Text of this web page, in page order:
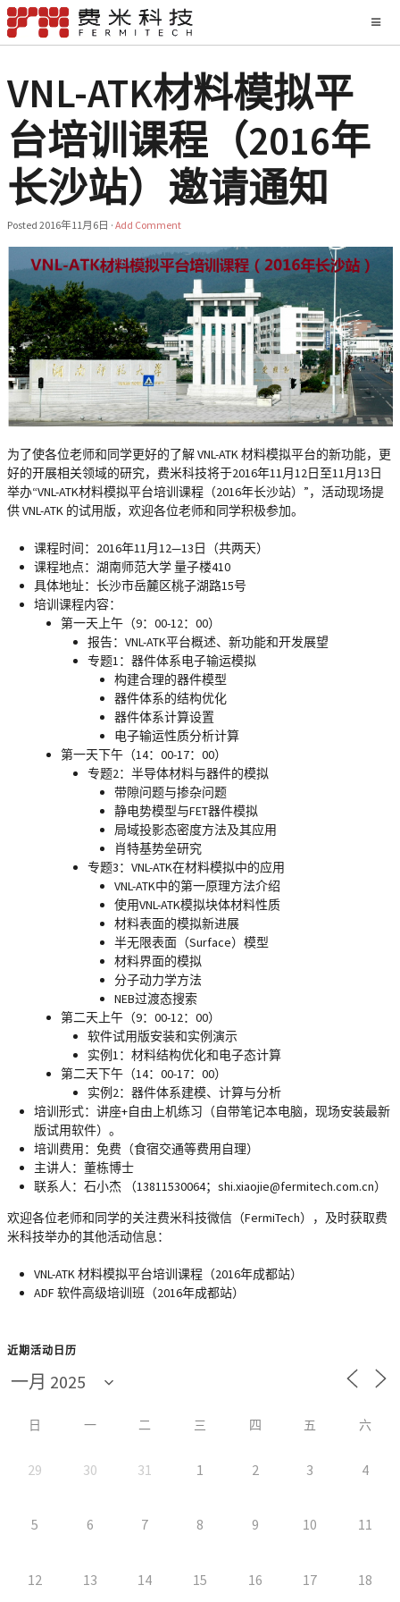
VNL-ATK材料模拟平
台培训课程（2016年
长沙站）邀请通知
Posted 2016年11月6日 · Add Comment
为了使各位老师和同学更好的了解 VNL-ATK 材料模拟平台的新功能，更
好的开展相关领域的研究，费米科技将于2016年11月12日至11月13日
举办“VNL-ATK材料模拟平台培训课程（2016年长沙站） ”，活动现场提
供VNL-ATK 的试用版，欢迎各位老师和同学积极参加。
课程时间： 2016年11月12—13日（共两天）
课程地点： 湖南师范大学 量子楼410
具体地址： 长沙市岳麓区桃子湖路15号
培训课程内容：
第一天上午（9：00-12：00）
报告：VNL-ATK平台概述、新功能和开发展望
专题1：器件体系电子输运模拟
构建合理的器件模型
器件体系的结构优化
器件体系计算设置
电子输运性质分析计算
第一天下午（14：00-17：00）
专题2：半导体材料与器件的模拟
带隙问题与掺杂问题
静电势模型与FET器件模拟
局域投影态密度方法及其应用
肖特基势垒研究
专题3：VNL-ATK在材料模拟中的应用
VNL-ATK中的第一原理方法介绍
使用VNL-ATK模拟块体材料性质
材料表面的模拟新进展
半无限表面（Surface）模型
材料界面的模拟
分子动力学方法
NEB过渡态搜索
第二天上午（9：00-12：00）
软件试用版安装和实例演示
实例1：材料结构优化和电子态计算
第二天下午（14：00-17：00）
实例2：器件体系建模、计算与分析
培训形式： 讲座+自由上机练习（自带笔记本电脑，现场安装最新
版试用软件）。
培训费用： 免费（食宿交通等费用自理）
主讲人： 董栋博士
联系人： 石小杰 （13811530064；shi.xiaojie@fermitech.com.cn）
欢迎各位老师和同学的关注费米科技微信（FermiTech），及时获取费
米科技举办的其他活动信息：
VNL-ATK 材料模拟平台培训课程（2016年成都站）
ADF 软件高级培训班（2016年成都站）
近期活动日历
日 一 二 三 四 五 六
29 30 31 1 2 3 4
5 6 7 8 9 10 11
12 13 14 15 16 17 18